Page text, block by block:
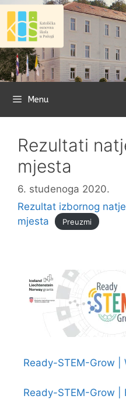
Preskoči
sadržaj
Menu
Rezultati
mjesta
6. studenoga 2020.
Rezultat izbornog
mjesta
Preuzmi
Ready-STEM-Grow |
Ready-STEM-Grow |